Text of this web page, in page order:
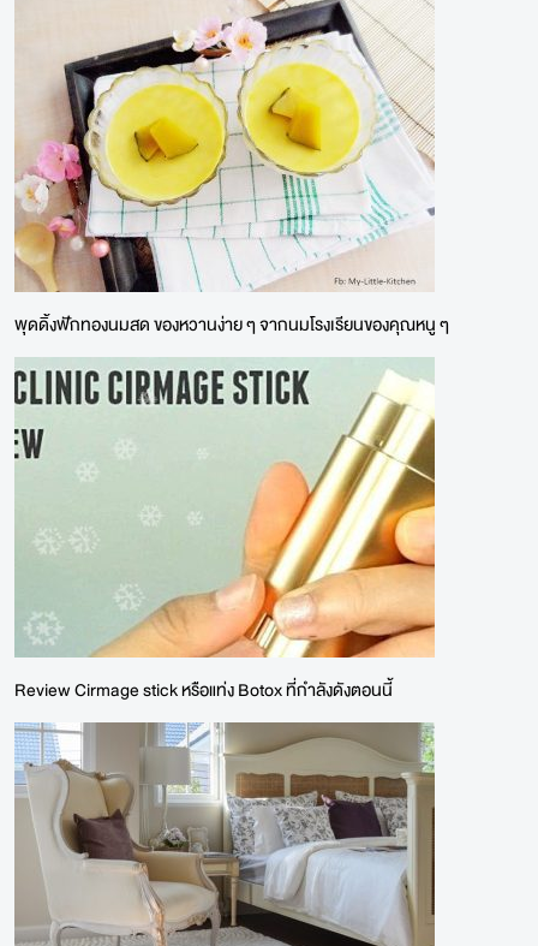
พุดดิ้งฟักทองนมสด ของหวานง่าย ๆ จากนมโรงเรียนของคุณหนู ๆ
Review Cirmage stick หรือแท่ง Botox ที่กำลังดังตอนนี้